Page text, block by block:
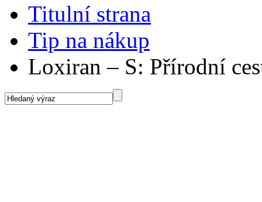
Titulní strana
Tip na nákup
Loxiran – S: Přírodní